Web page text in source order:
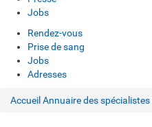
Jobs
Rendez-vous
Prise de sang
Jobs
Adresses
Accueil Annuaire des spécialistes